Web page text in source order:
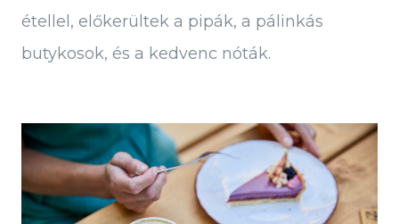
étellel, előkerültek a pipák, a pálinkás
butykosok, és a kedvenc nóták.